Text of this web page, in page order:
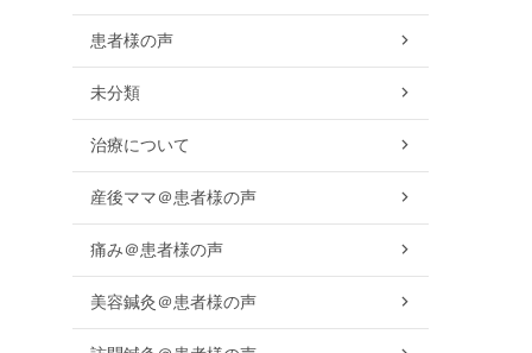
患者様の声
未分類
治療について
産後ママ＠患者様の声
痛み＠患者様の声
美容鍼灸＠患者様の声